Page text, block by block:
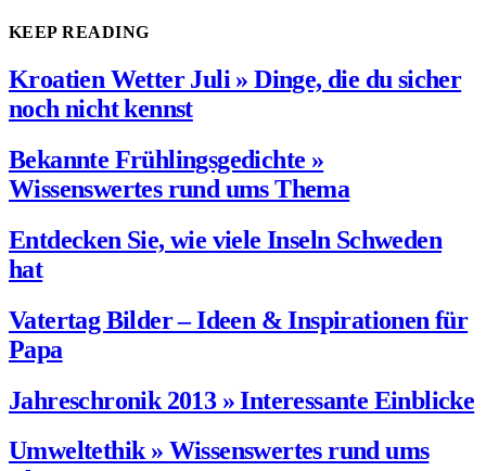
KEEP READING
Kroatien Wetter Juli » Dinge, die du sicher
noch nicht kennst
Bekannte Frühlingsgedichte »
Wissenswertes rund ums Thema
Entdecken Sie, wie viele Inseln Schweden
hat
Vatertag Bilder – Ideen & Inspirationen für
Papa
Jahreschronik 2013 » Interessante Einblicke
Umweltethik » Wissenswertes rund ums